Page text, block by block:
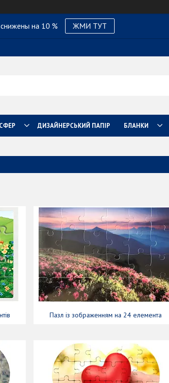
на 10 % ЖМИ ТУТ
ДИЗАЙНЕРСЬКИЙ ПАПІР БЛАНКИ
Пазл із зображенням на 24 елемента